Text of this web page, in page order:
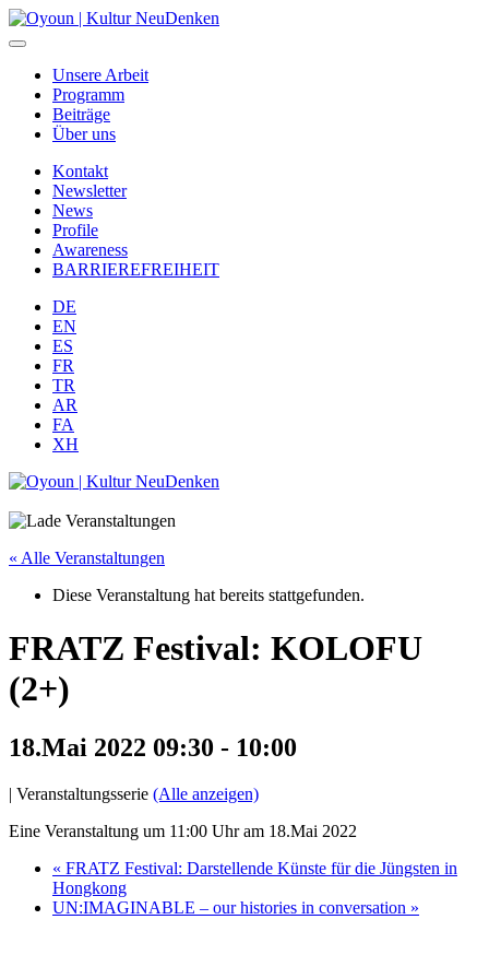
Unsere Arbeit
Programm
Beiträge
Über uns
Kontakt
Newsletter
News
Profile
Awareness
BARRIEREFREIHEIT
DE
EN
ES
FR
TR
AR
FA
XH
« Alle Veranstaltungen
Diese Veranstaltung hat bereits stattgefunden.
FRATZ Festival: KOLOFU
(2+)
18.Mai 2022 09:30 - 10:00
| Veranstaltungsserie (Alle anzeigen)
Eine Veranstaltung um 11:00 Uhr am 18.Mai 2022
« FRATZ Festival: Darstellende Künste für die Jüngsten in
Hongkong
UN:IMAGINABLE – our histories in conversation »